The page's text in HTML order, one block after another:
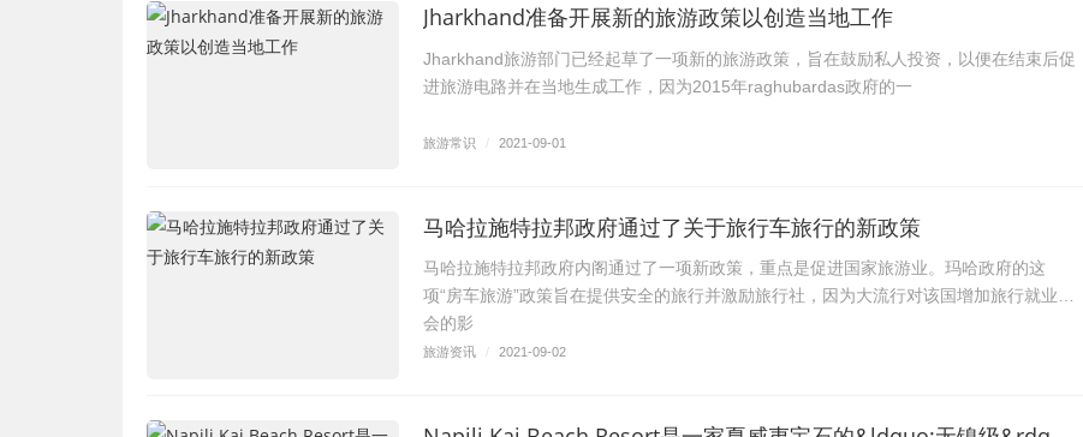
Jharkhand准备开展新的旅游政策以创造当地工作
Jharkhand旅游部门已经起草了一项新的旅游政策，旨在鼓励私人投资，以便在结束后促
进旅游电路并在当地生成工作，因为2015年raghubardas政府的一
旅游常识 / 2021-09-01
马哈拉施特拉邦政府通过了关于旅行车旅行的新政策
马哈拉施特拉邦政府内阁通过了一项新政策，重点是促进国家旅游业。玛哈政府的这
项“房车旅游”政策旨在提供安全的旅行并激励旅行社，因为大流行对该国增加旅行就业机
会的影
旅游资讯 / 2021-09-02